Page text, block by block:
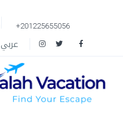
+201225655056
عربي